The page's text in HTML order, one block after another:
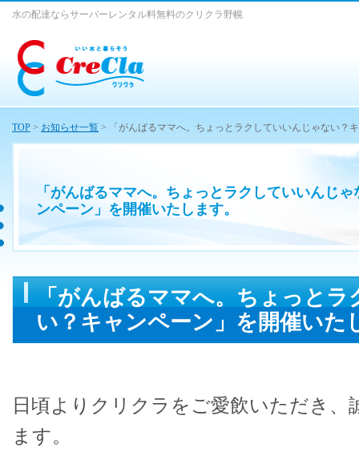
「がんばるママへ。ちょっとラクしていいんじ
ンペーン」を開催いたします。
水の配達ならサーバーレンタル料無料のクリクラ野幌
「がんばるママへ。ちょっとラ
い？キャンペーン」を開催いた
日頃よりクリクラをご愛飲いただき
ます。
TOP > お知らせ一覧 > 「がんばるママへ。ちょっとラクしていいんじゃない？